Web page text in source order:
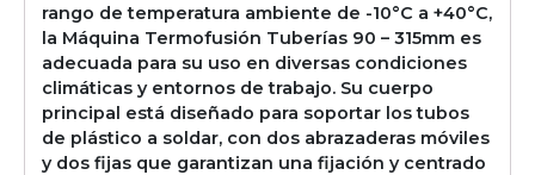
rango de temperatura ambiente de -10°C a +40°C,
la Máquina Termofusión Tuberías 90 – 315mm es
adecuada para su uso en diversas condiciones
climáticas y entornos de trabajo. Su cuerpo
principal está diseñado para soportar los tubos
de plástico a soldar, con dos abrazaderas móviles
y dos fijas que garantizan una fijación y centrado